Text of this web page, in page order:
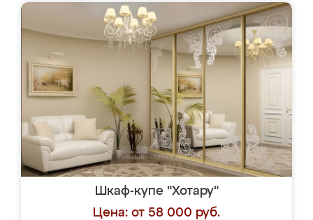
Шкаф-купе "Хотару"
Цена: от 58 000 руб.